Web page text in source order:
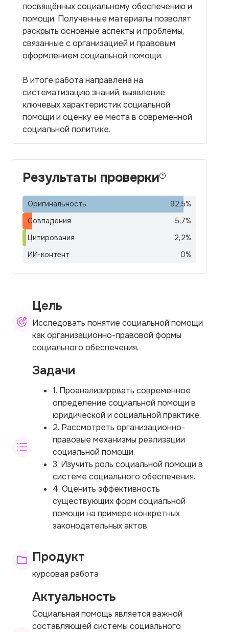
посвящённых социальному обеспечению и
помощи. Полученные материалы позволят
раскрыть основные аспекты и проблемы,
связанные с организацией и правовым
оформлением социальной помощи.
В итоге работа направлена на
систематизацию знаний, выявление
ключевых характеристик социальной
помощи и оценку её места в современной
социальной политике.
Результаты проверки
Оригинальность 92,5%
Совпадения
5,7%
Цитирования
2,2%
ИИ-контент
0%
Цель
Исследовать понятие социальной помощи
как организационно-правовой формы
социального обеспечения.
Задачи
1. Проанализировать современное
определение социальной помощи в
юридической и социальной практике.
2. Рассмотреть организационно-
правовые механизмы реализации
социальной помощи.
3. Изучить роль социальной помощи в
системе социального обеспечения.
4. Оценить эффективность
существующих форм социальной
помощи на примере конкретных
законодательных актов.
Продукт
курсовая работа
Актуальность
Социальная помощь является важной
составляющей системы социального